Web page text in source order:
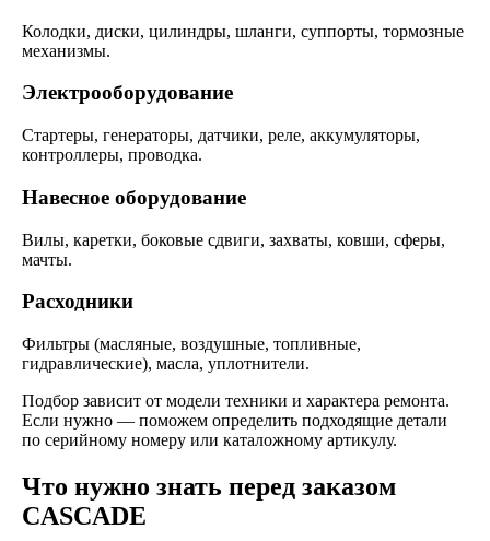
Колодки, диски, цилиндры, шланги, суппорты, тормозные
механизмы.
Электрооборудование
Стартеры, генераторы, датчики, реле, аккумуляторы,
контроллеры, проводка.
Навесное оборудование
Вилы, каретки, боковые сдвиги, захваты, ковши, сферы,
мачты.
Расходники
Фильтры (масляные, воздушные, топливные,
гидравлические), масла, уплотнители.
Подбор зависит от модели техники и характера ремонта.
Если нужно — поможем определить подходящие детали
по серийному номеру или каталожному артикулу.
Что нужно знать перед заказом
CASCADE